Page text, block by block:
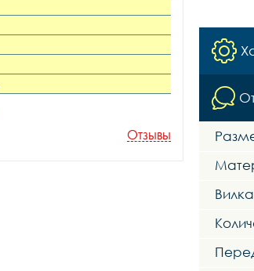
Отзывы